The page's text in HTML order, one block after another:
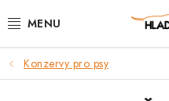
na
POTŘEBY PRO PSY
Konzervy pro psy